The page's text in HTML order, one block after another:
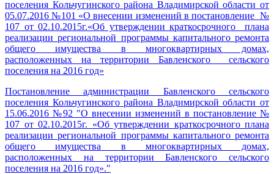
поселения Кольчугинского района Владимирской области от
05.07.2016 №101 «О внесении изменений в постановление №
107 от 02.10.2015г.«Об утверждении краткосрочного плана
реализации региональной программы капитального ремонта
общего имущества в многоквартирных домах,
расположенных на территории Бавленского сельского
поселения на 2016 год»
Постановление администрации Бавленского сельского
поселения Кольчугинского района Владимирской области от
15.06.2016 №92 "О внесении изменений в постановление №
107 от 02.10.2015г. «Об утверждении краткосрочного плана
реализации региональной программы капитального ремонта
общего имущества в многоквартирных домах,
расположенных на территории Бавленского сельского
поселения на 2016 год»."